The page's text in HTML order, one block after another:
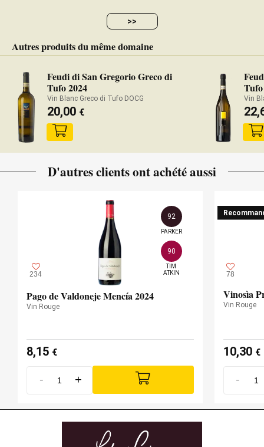
>>
Autres produits du même domaine
Feudi di San Gregorio Greco di
Tufo 2024
Vin Blanc Greco di Tufo DOCG
20,00 €
Vin
D'autres clients ont achété aussi
234
92
PARKER
90
TIM
ATKIN
Pago de Valdoneje Mencía 2024
Vin Rouge
8,15 €
- +
78
Vinosìa
Vin Rouge
10,30 €
-